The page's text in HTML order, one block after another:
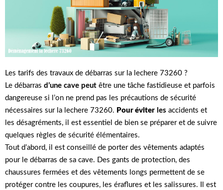
Les tarifs des travaux de débarras sur la lechere 73260 ?
Le débarras d’une cave peut être une tâche fastidieuse et parfois
dangereuse si l’on ne prend pas les précautions de sécurité
nécessaires sur la lechere 73260. Pour éviter les accidents et
les désagréments, il est essentiel de bien se préparer et de suivre
quelques règles de sécurité élémentaires.
Tout d’abord, il est conseillé de porter des vêtements adaptés
pour le débarras de sa cave. Des gants de protection, des
chaussures fermées et des vêtements longs permettent de se
protéger contre les coupures, les éraflures et les salissures. Il est